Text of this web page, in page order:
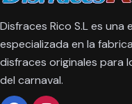
Disfraces Rico S.L es una
especializada en la
disfraces originales para
del carnaval.